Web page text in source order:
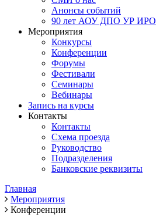
Анонсы событий
90 лет АОУ ДПО УР ИРО
Мероприятия
Конкурсы
Конференции
Форумы
Фестивали
Семинары
Вебинары
Запись на курсы
Контакты
Контакты
Схема проезда
Руководство
Подразделения
Банковские реквизиты
Главная
Мероприятия
Конференции